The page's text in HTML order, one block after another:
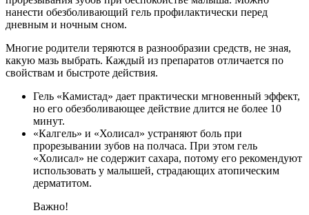
нанести обезболивающий гель профилактически перед
дневным и ночным сном.
Многие родители теряются в разнообразии средств, не зная,
какую мазь выбрать. Каждый из препаратов отличается по
свойствам и быстроте действия.
Гель «Камистад» дает практически мгновенный эффект,
но его обезболивающее действие длится не более 10
минут.
«Калгель» и «Холисал» устраняют боль при
прорезывании зубов на полчаса. При этом гель
«Холисал» не содержит сахара, потому его рекомендуют
использовать у малышей, страдающих атопическим
дерматитом.
Важно!